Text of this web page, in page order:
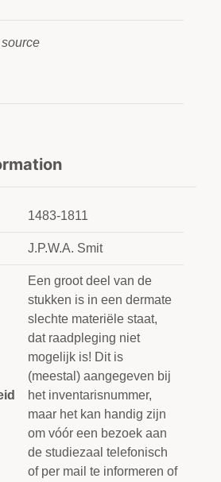
1483-1811
J.P.W.A. Smit
Een groot deel van de
stukken is in een dermate
slechte materiële staat,
dat raadpleging niet
mogelijk is! Dit is
(meestal) aangegeven bij
het inventarisnummer,
maar het kan handig zijn
om vóór een bezoek aan
de studiezaal telefonisch
of per mail te informeren of